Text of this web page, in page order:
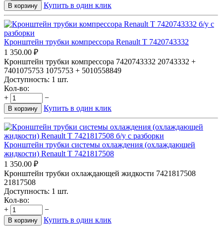
В корзину Купить в один клик
Кронштейн трубки компрессора Renault T 7420743332
1 350.00 ₽
Кронштейн трубки компрессора 7420743332 20743332 +
7401075753 1075753 + 5010558849
Доступность: 1 шт.
Кол-во:
+
−
В корзину Купить в один клик
Кронштейн трубки системы охлаждения (охлаждающей
жидкости) Renault T 7421817508
1 350.00 ₽
Кронштейн трубки охлаждающей жидкости 7421817508
21817508
Доступность: 1 шт.
Кол-во:
+
−
В корзину Купить в один клик